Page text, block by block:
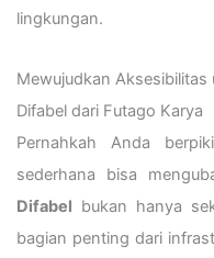
lingkungan.
Mewujudkan Aksesibilitas
Difabel dari Futago Karya
Pernahkah Anda
sederhana bisa
Difabel bukan hanya
bagian penting dari